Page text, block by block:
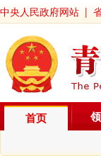
中央人民政府网站 |
首页